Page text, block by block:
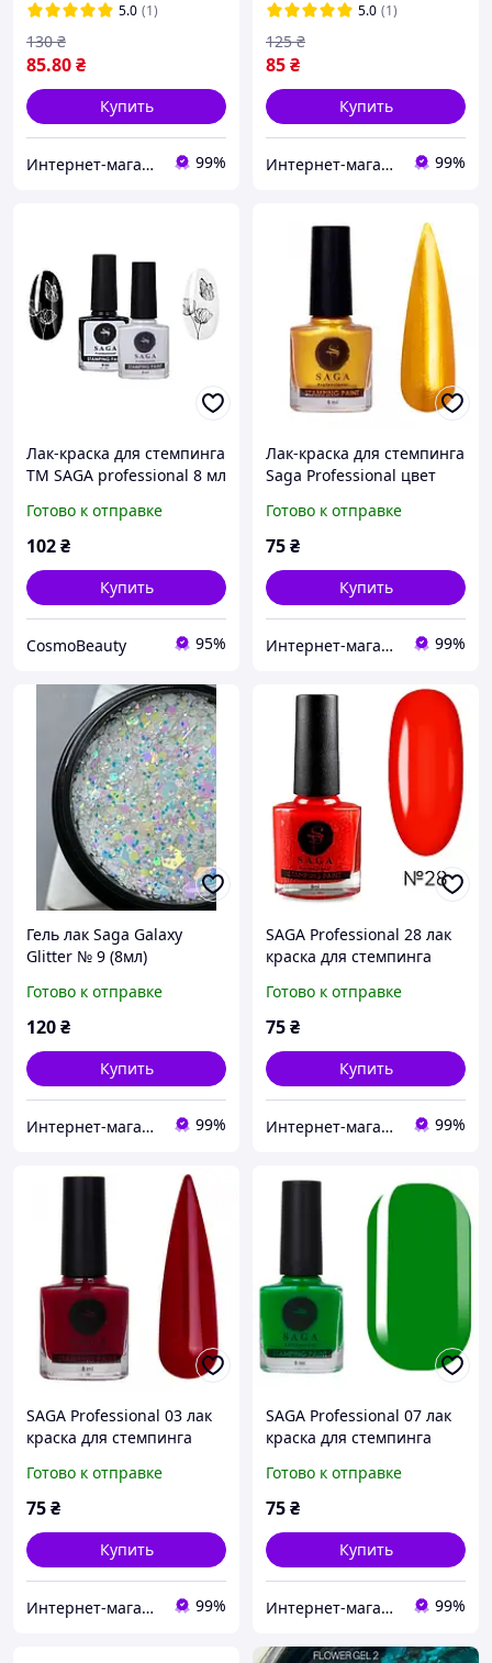
5.0 (1)
85.80₴
130 ₴
Купить
Интернет-магазин Star Beauty 99%
5.0 (1)
85₴
125 ₴
Купить
Интернет-магазин Star Beauty 99%
Лак-краска для стемпинга
ТМ SAGA professional 8 мл
Готово к отправке
102₴
Купить
CosmoBeauty 95%
Лак-краска для стемпинга
Saga Professional цвет
стемпинг дизайна -
Стемпинг для ногтей
Готово к отправке
75₴
Купить
Интернет-магазин CityManik Материалы для маникюра 99%
Гель лак Saga Galaxy
Glitter № 9 (8мл)
молочным глитером.
Готово к отправке
120₴
Купить
Интернет-магазин CityManik Материалы для маникюра 99%
SAGA Professional 28 лак
краска для стемпинга
Готово к отправке
75₴
Купить
Интернет-магазин CityManik Материалы для маникюра 99%
SAGA Professional 03 лак
краска для стемпинга
Готово к отправке
75₴
Купить
Интернет-магазин CityManik Материалы для маникюра 99%
SAGA Professional 07 лак
краска для стемпинга
Готово к отправке
75₴
Купить
Интернет-магазин CityManik Материалы для маникюра 99%